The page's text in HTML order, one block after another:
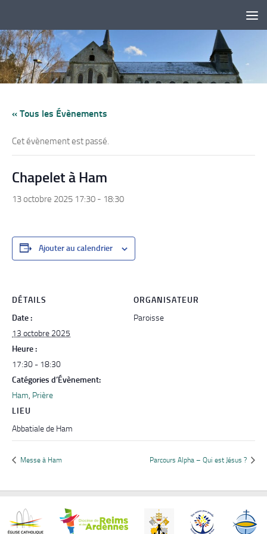
« Tous les Évènements
Cet évènement est passé.
Chapelet à Ham
13 octobre 2025 17:30 - 18:30
Ajouter au calendrier
DÉTAILS
Date :
13 octobre 2025
Heure :
17:30 - 18:30
Catégories d’Évènement:
Ham, Prière
LIEU
Abbatiale de Ham
ORGANISATEUR
Paroisse
Messe à Ham Parcours Alpha – Qui est Jésus ?